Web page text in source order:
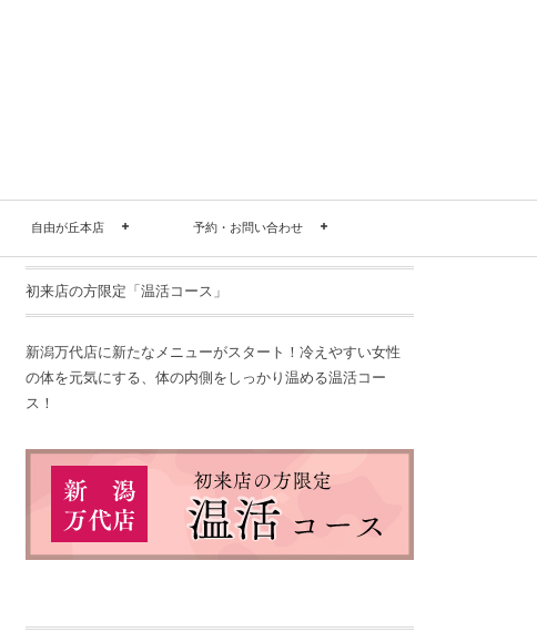
自由が丘本店 予約・お問い合わせ
初来店の方限定「温活コース」
新潟万代店に新たなメニューがスタート！冷えやすい女性
の体を元気にする、体の内側をしっかり温める温活コー
ス！